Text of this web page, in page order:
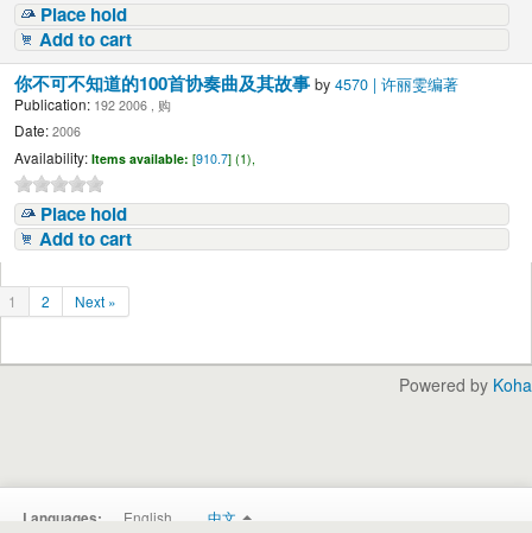
Place hold
Add to cart
你不可不知道的100首协奏曲及其故事by4570 | 许丽雯编著
Publication: 192 2006 , 购
Date: 2006
Availability: Items available: [910.7] (1),
Place hold
Add to cart
1 2 Next »
Powered by Koha
Languages: English 中文